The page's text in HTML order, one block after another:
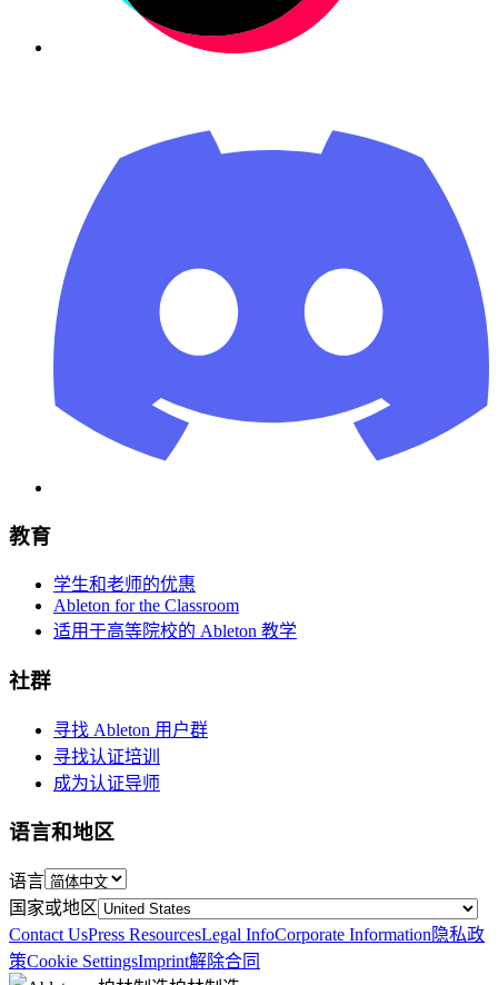
教育
学生和老师的优惠
Ableton for the Classroom
适用于高等院校的 Ableton 教学
社群
寻找 Ableton 用户群
寻找认证培训
成为认证导师
语言和地区
语言
国家或地区
Contact UsPress ResourcesLegal InfoCorporate Information 隐私政
策Cookie SettingsImprint解除合同